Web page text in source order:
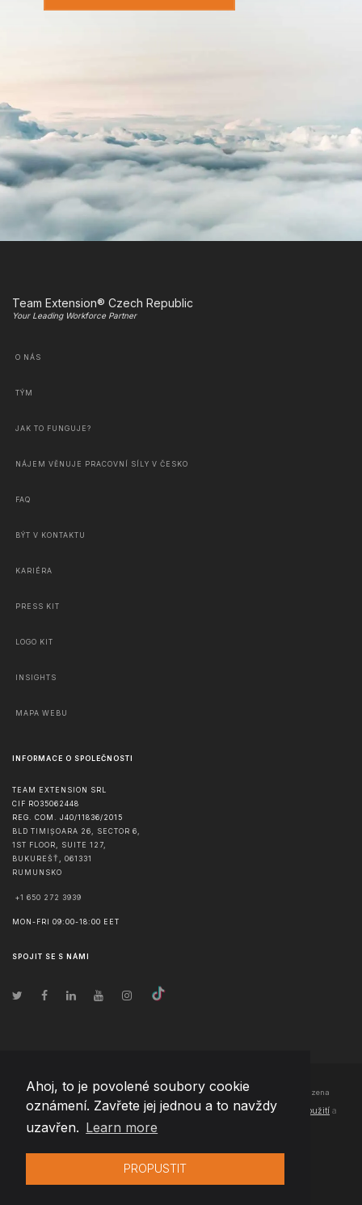
Ahoj, to je povolené soubory cookie
oznámení. Zavřete jej jednou a to navždy
uzavřen. Learn more
PROPUSTIT
Team Extension® Czech Republic
Your Leading Workforce Partner
O NÁS
TÝM
JAK TO FUNGUJE?
NÁJEM VĚNUJE PRACOVNÍ SÍLY V ČESKO
FAQ
BÝT V KONTAKTU
KARIÉRA
PRESS KIT
LOGO KIT
INSIGHTS
MAPA WEBU
INFORMACE O SPOLEČNOSTI
TEAM EXTENSION SRL
CIF RO35062448
REG. COM. J40/11836/2015
BLD TIMIȘOARA 26, SECTOR 6,
1ST FLOOR, SUITE 127,
BUKUREŠŤ , 061331
RUMUNSKO
+1 650 272 3939
MON-FRI 09:00-18:00 EET
SPOJIT SE S NÁMI
© Copyright2026 Team Extension Czech Republic- Všechna práva vyhrazena
Changelog● Používáním těchto stránek souhlasíte s našimiPodmínky použití a
Politika soukromí